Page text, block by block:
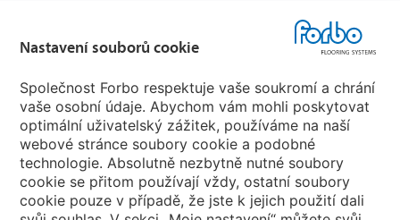
Forbo Flooring Systems
Forbo Movement Systems
Pobočky
Vyberte svou zemi
Nastavení souborů cookie
Společnost Forbo respektuje vaše soukromí a chrání
vaše osobní údaje. Abychom vám mohli poskytovat
optimální uživatelský zážitek, používáme na naší
webové stránce soubory cookie a podobné
technologie. Absolutně nezbytně nutné soubory
cookie se přitom používají vždy, ostatní soubory
cookie pouze v případě, že jste k jejich použití dali